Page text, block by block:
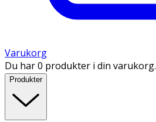
Varukorg
Du har 0 produkter i din varukorg.
Produkter